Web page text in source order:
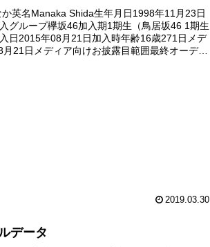
英名Manaka Shida生年月日1998年11月23日
グループ欅坂46加入期1期生（鳥居坂46 1期生
日2015年08月21日加入時年齢16歳271日メデ
21日メディア向けお披露目範囲最終オーディ
2019.03.30
データ